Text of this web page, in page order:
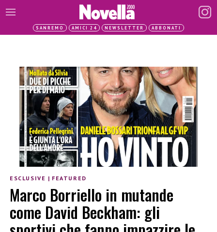
SANREMO AMICI 24 NEWSLETTER ABBONATI
ESCLUSIVE | FEATURED
Marco Borriello in mutande
come David Beckham: gli